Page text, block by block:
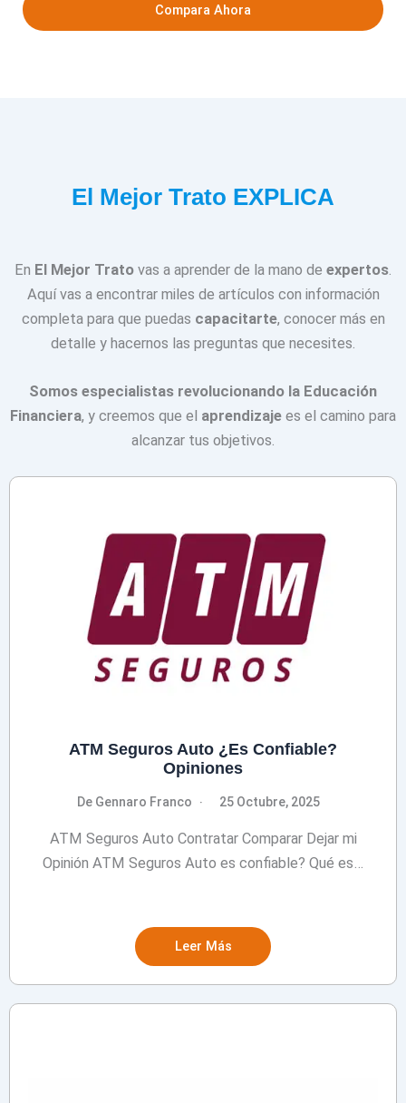
Compara Ahora
El Mejor Trato EXPLICA
En El Mejor Trato vas a aprender de la mano de expertos
Aquí vas a encontrar miles de artículos con información
completa para que puedas capacitarte, conocer más en
detalle y hacernos las preguntas que necesites.
Somos especialistas revolucionando la Educación
Financiera, y creemos que el aprendizaje es el camino para
alcanzar tus objetivos.
ATM Seguros Auto ¿Es Confiable?
Opiniones
De Gennaro Franco 25 Octubre, 2025
ATM Seguros Auto Contratar Comparar Dejar mi
Opinión ATM Seguros Auto es confiable? Qué es…
Leer Más